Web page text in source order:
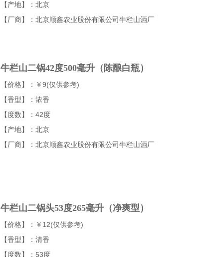
【产地】：北京
【厂商】：北京顺鑫农业股份有限公司牛栏山酒厂
牛栏山二锅42度500毫升（陈酿白瓶）
【价格】：￥9(仅供参考)
【香型】：浓香
【度数】：42度
【产地】：北京
【厂商】：北京顺鑫农业股份有限公司牛栏山酒厂
牛栏山二锅头53度265毫升（净爽型）
【价格】：￥12(仅供参考)
【香型】：清香
【度数】：53度